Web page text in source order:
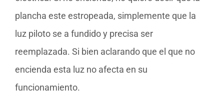
plancha este estropeada, simplemente que la
luz piloto se a fundido y precisa ser
reemplazada. Si bien aclarando que el que no
encienda esta luz no afecta en su
funcionamiento.